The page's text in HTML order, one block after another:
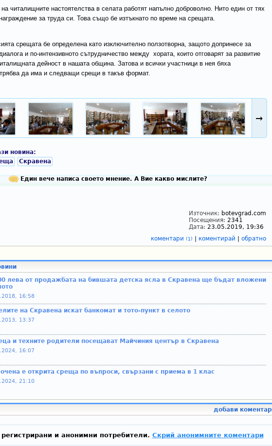
читалищните настоятелства в селата работят напълно доброволно. Нито един от тях
за труда си. Това също бе изтъкнато по време на срещата.
срещата бе определена като изключително ползотворна, защото допринесе за
и по-интензивното сътрудничество между хората, които отговарят за развитие
дейност в нашата община. Затова и всички участници в нея бяха
да има и следващи срещи в такъв формат.
→
новина:
Скравена
Един вече написа своето мнение. А Вие какво мислите?
Източник: botevgrad.com
Посещения: 2341
Дата: 23.05.2019, 19:36
коментари (1) коментирай обратно
лева от продажбата на бившата детска ясла в Скравена ще бъдат вложени
16:58
на Скравена искат банкомат и тото-пункт в селото
13:37
и техните родители посещават Майчиния център в Скравена
16:07
е открита среща по въпроси, свързани с приема в 1 клас
21:10
добави коментар
и анонимни потребители. Скрий анонимните коментари